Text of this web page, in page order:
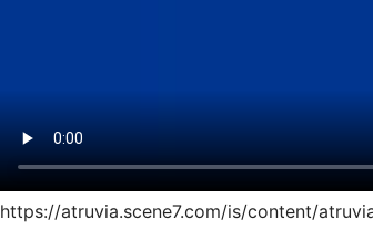
https://atruvia.scene7.com/is/content/